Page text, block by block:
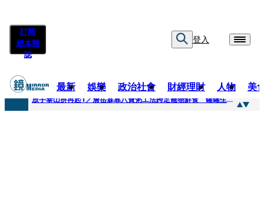
訂閱
紙本雜
誌
登入
最新 娛樂 政治社會 財經理財 人物 美
快訊
放手泰山拚再起1／詹岳霖靠八寶粥工法跨足寵物鮮食 罐罐生產前先請「叼嘴王后」試吃